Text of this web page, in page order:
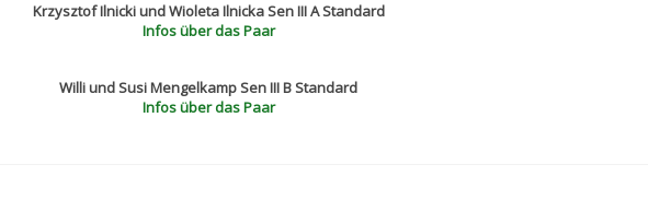
Krzysztof Ilnicki und Wioleta Ilnicka Sen III A Standard
Infos über das Paar
Willi und Susi Mengelkamp Sen III B Standard
Infos über das Paar